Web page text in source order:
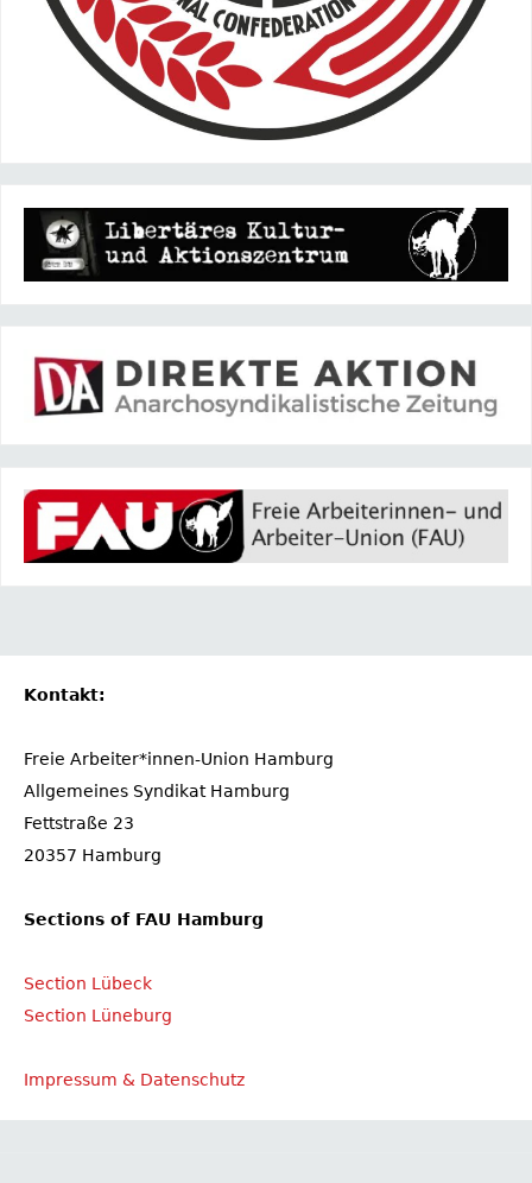
Kontakt:
Freie Arbeiter*innen-Union Hamburg
Allgemeines Syndikat Hamburg
Fettstraße 23
20357 Hamburg
Sections of FAU Hamburg
Section Lübeck
Section Lüneburg
Impressum & Datenschutz